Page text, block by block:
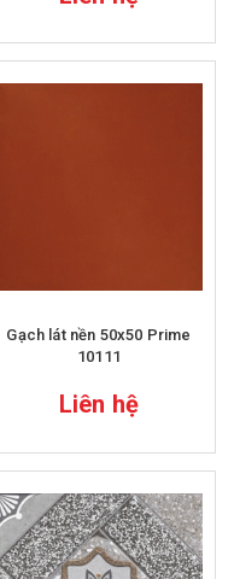
Gạch lát nền 50x50 Prime
10111
Liên hệ